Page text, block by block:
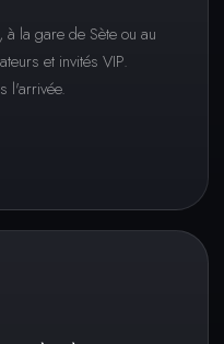
la gare de Sète ou au
et invités VIP.
l'arrivée.